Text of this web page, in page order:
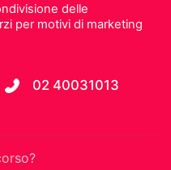
delle
per motivi di marketing
02 40031013